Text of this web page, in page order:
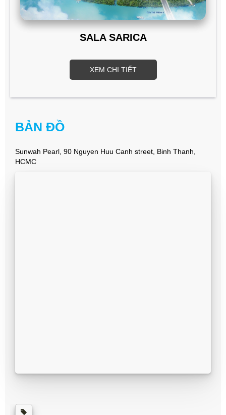
SALA SARICA
XEM CHI TIẾT
BẢN ĐỒ
Sunwah Pearl, 90 Nguyen Huu Canh street, Binh Thanh,
HCMC